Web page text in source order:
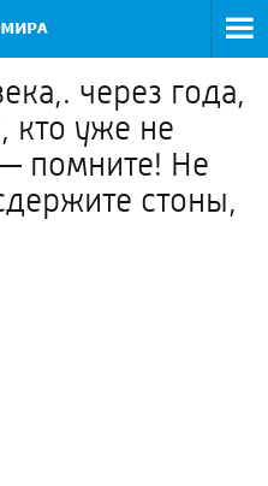
через года,
кто уже не
помните! Не
стоны,